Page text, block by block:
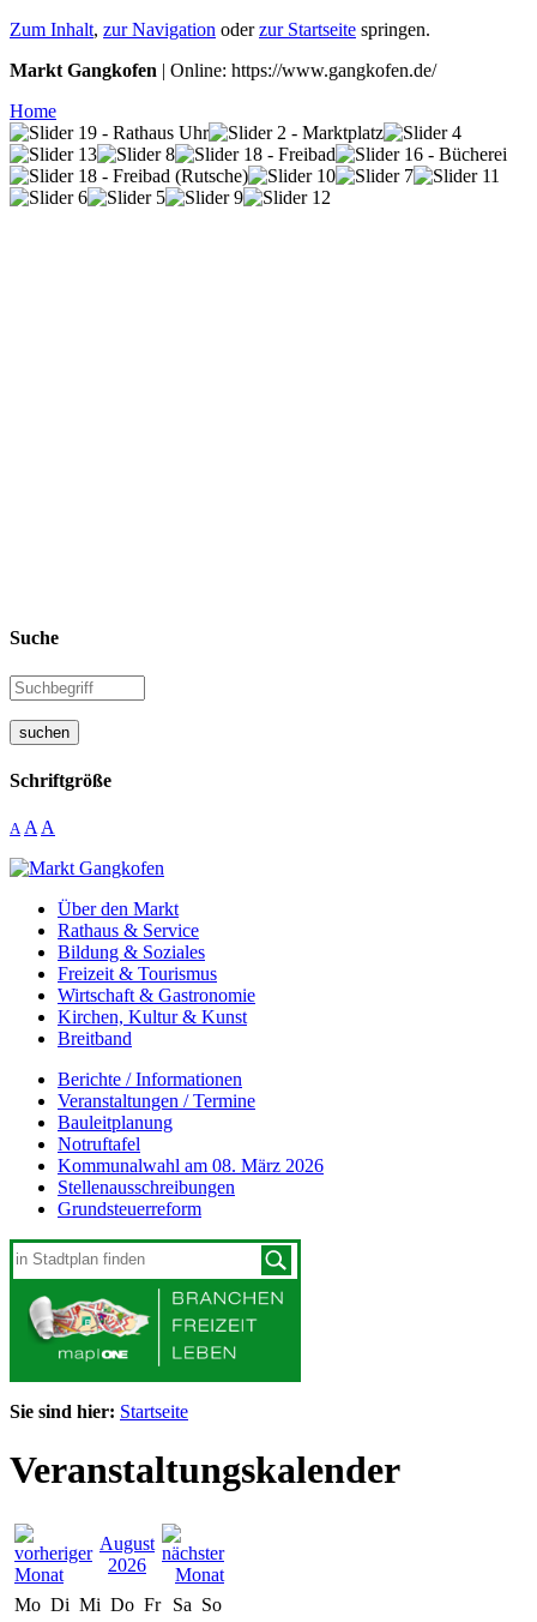
Zum Inhalt, zur Navigation oderzur Startseite springen.
Markt Gangkofen | Online: https://www.gangkofen.de/
Home
Suche
suchen
Schriftgröße
A A A
Über den Markt
Rathaus & Service
Bildung & Soziales
Freizeit & Tourismus
Wirtschaft & Gastronomie
Kirchen, Kultur & Kunst
Breitband
Berichte / Informationen
Veranstaltungen / Termine
Bauleitplanung
Notruftafel
Kommunalwahl am 08. März 2026
Stellenausschreibungen
Grundsteuerreform
Sie sind hier: Startseite
Veranstaltungskalender
August
2026
Mo Di Mi Do Fr Sa So